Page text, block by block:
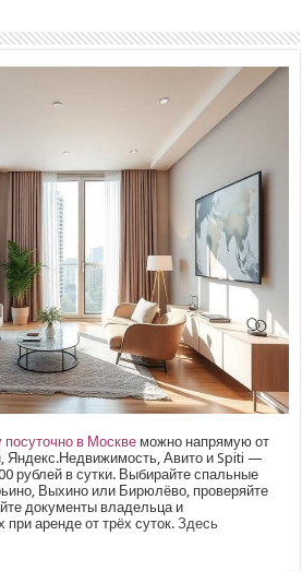
посуточно в Москве можно напрямую от
Яндекс.Недвижимость, Авито и Spiti —
рублей в сутки. Выбирайте спальные
Выхино или Бирюлёво, проверяйте
документы владельца и
при аренде от трёх суток.Здесь